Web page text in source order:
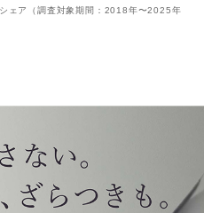
ェア（調査対象期間：2018年〜2025年